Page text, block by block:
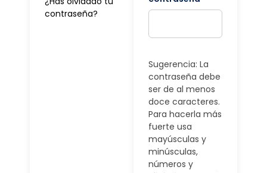
contraseña?
Sugerencia: La
contraseña debe
ser de al menos
doce caracteres.
Para hacerla más
fuerte usa
mayúsculas y
minúsculas,
números y